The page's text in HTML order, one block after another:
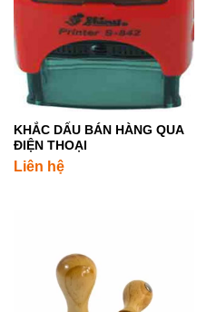
KHẮC DẤU BÁN HÀNG QUA
ĐIỆN THOẠI
Liên hệ